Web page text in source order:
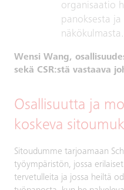
organisaatio
panoksesta
näkökulmasta.
Wensi Wang,
sekä CSR:stä vastaava
Osallisuutta ja
koskeva
Sitoudumme tarjoamaan
työympäristön, jossa
tervetulleita ja jossa heiltä